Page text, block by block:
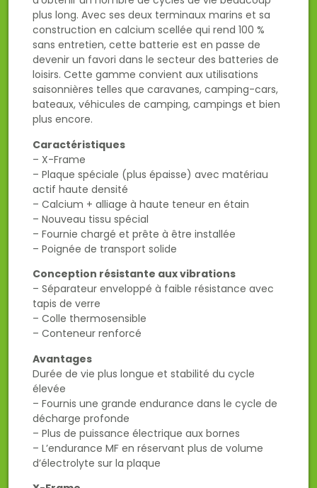
plus long. Avec ses deux terminaux marins et sa
construction en calcium scellée qui rend 100 %
sans entretien, cette batterie est en passe de
devenir un favori dans le secteur des batteries de
loisirs. Cette gamme convient aux utilisations
saisonnières telles que caravanes, camping-cars,
bateaux, véhicules de camping, campings et bien
plus encore.
Caractéristiques
– X-Frame
– Plaque spéciale (plus épaisse) avec matériau
actif haute densité
– Calcium + alliage à haute teneur en étain
– Nouveau tissu spécial
– Fournie chargé et prête à être installée
– Poignée de transport solide
Conception résistante aux vibrations
– Séparateur enveloppé à faible résistance avec
tapis de verre
– Colle thermosensible
– Conteneur renforcé
Avantages
Durée de vie plus longue et stabilité du cycle
élevée
– Fournis une grande endurance dans le cycle de
décharge profonde
– Plus de puissance électrique aux bornes
– L’endurance MF en réservant plus de volume
d’électrolyte sur la plaque